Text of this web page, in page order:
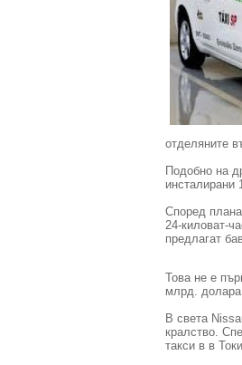
отделяните
Подобно на
инсталирани
Според
24-киловат-
предлагат
Това не е
млрд. долара
В света
кралство.
такси в в